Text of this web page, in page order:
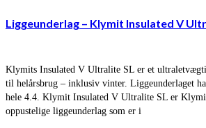
Liggeunderlag – Klymit Insulated V
Klymits Insulated V Ultralite SL er et
til helårsbrug – inklusiv vinter. Liggeunderlaget
hele 4.4. Klymit Insulated V Ultralite SL er
oppustelige liggeunderlag som er i